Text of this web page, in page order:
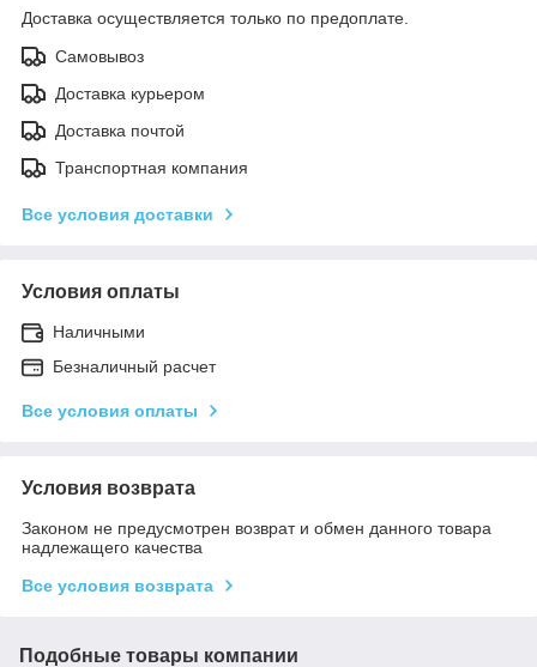
Доставка осуществляется только по предоплате.
Самовывоз
Доставка курьером
Доставка почтой
Транспортная компания
Все условия доставки
Условия оплаты
Наличными
Безналичный расчет
Все условия оплаты
Условия возврата
Законом не предусмотрен возврат и обмен данного товара
надлежащего качества
Все условия возврата
Подобные товары компании